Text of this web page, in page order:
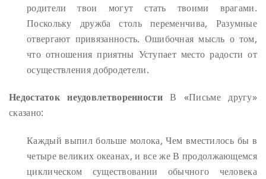
родители твои могут стать твоими врагами.
Поскольку дружба столь переменчива, Разумные
отвергают привязанность. Ошибочная мысль о том,
что отношения приятны Уступает место радости от
осуществления добродетели.
Недостаток неудовлетворенностиВ «Письме другу»
сказано:
Каждый выпил больше молока, Чем вместилось бы в
четыре великих океанах, и все жеВ продолжающемся
циклическом существовании обычного человека